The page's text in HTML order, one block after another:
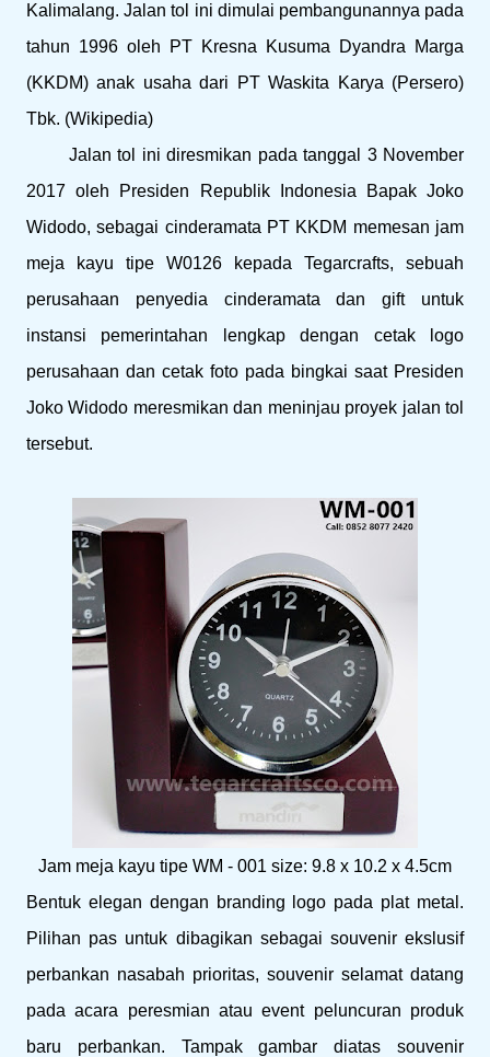
Kalimalang. Jalan tol ini dimulai pembangunannya pada
tahun 1996 oleh PT Kresna Kusuma Dyandra Marga
(KKDM) anak usaha dari PT Waskita Karya (Persero)
Tbk. (Wikipedia)
Jalan tol ini diresmikan pada tanggal 3 November
2017 oleh Presiden Republik Indonesia Bapak Joko
Widodo, sebagai cinderamata PT KKDM memesan jam
meja kayu tipe W0126 kepada Tegarcrafts, sebuah
perusahaan penyedia cinderamata dan gift untuk
instansi pemerintahan lengkap dengan cetak logo
perusahaan dan cetak foto pada bingkai saat Presiden
Joko Widodo meresmikan dan meninjau proyek jalan tol
tersebut.
Jam meja kayu tipe WM - 001 size: 9.8 x 10.2 x 4.5cm
Bentuk elegan dengan branding logo pada plat metal.
Pilihan pas untuk dibagikan sebagai souvenir ekslusif
perbankan nasabah prioritas, souvenir selamat datang
pada acara peresmian atau event peluncuran produk
baru perbankan. Tampak gambar diatas souvenir